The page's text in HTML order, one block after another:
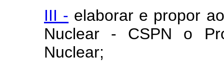
III - elaborar e propor
Nuclear - CSPN o
Nuclear;